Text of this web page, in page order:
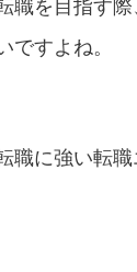
職を目指す
ですよね。
職に強い転職